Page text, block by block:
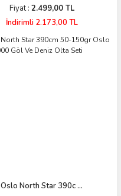
Fiyat : 2.499,00 TL
İndirimli 2.173,00 TL
Oslo North Star 390c ...